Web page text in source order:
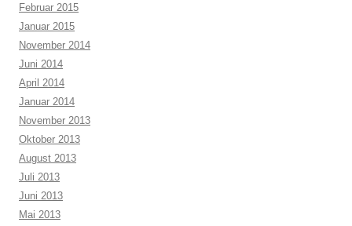
Februar 2015
Januar 2015
November 2014
Juni 2014
April 2014
Januar 2014
November 2013
Oktober 2013
August 2013
Juli 2013
Juni 2013
Mai 2013